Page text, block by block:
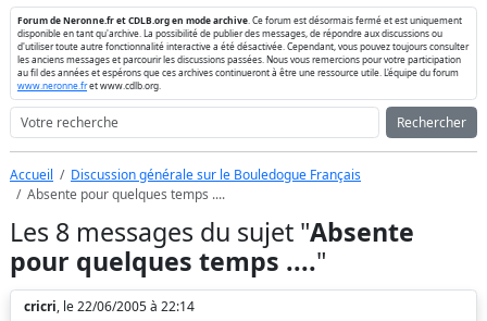
Forum de Neronne.fr et CDLB.org en mode archive . Ce forum est désormais fermé et est uniquement
disponible en tant qu'archive. La possibilité de publier des messages, de répondre aux discussions ou
d'utiliser toute autre fonctionnalité interactive a été désactivée. Cependant, vous pouvez toujours consulter
les anciens messages et parcourir les discussions passées. Nous vous remercions pour votre participation
au fil des années et espérons que ces archives continueront à être une ressource utile. L'équipe du forum
www.neronne.fret www.cdlb.org.
Rechercher
Accueil
Discussion générale sur le Bouledogue Français
Absente pour quelques temps ....
Les 8 messages du sujet "Absente
pour quelques temps ...."
cricri, le 22/06/2005 à 22:14